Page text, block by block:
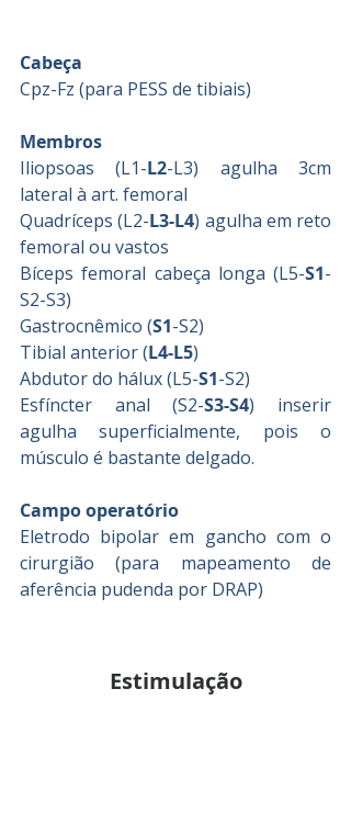
Cabeça
Cpz-Fz (para PESS de tibiais)
Membros
Iliopsoas (L1-L2-L3) agulha 3cm
lateral à art. femoral
Quadríceps (L2-L3-L4) agulha em reto
femoral ou vastos
Bíceps femoral cabeça longa (L5-S1-
S2-S3)
Gastrocnêmico (S1-S2)
Tibial anterior (L4-L5)
Abdutor do hálux (L5-S1-S2)
Esfíncter anal (S2-S3-S4) inserir
agulha superficialmente, pois o
músculo é bastante delgado.
Campo operatório
Eletrodo bipolar em gancho com o
cirurgião (para mapeamento de
aferência pudenda por DRAP)
Estimulação